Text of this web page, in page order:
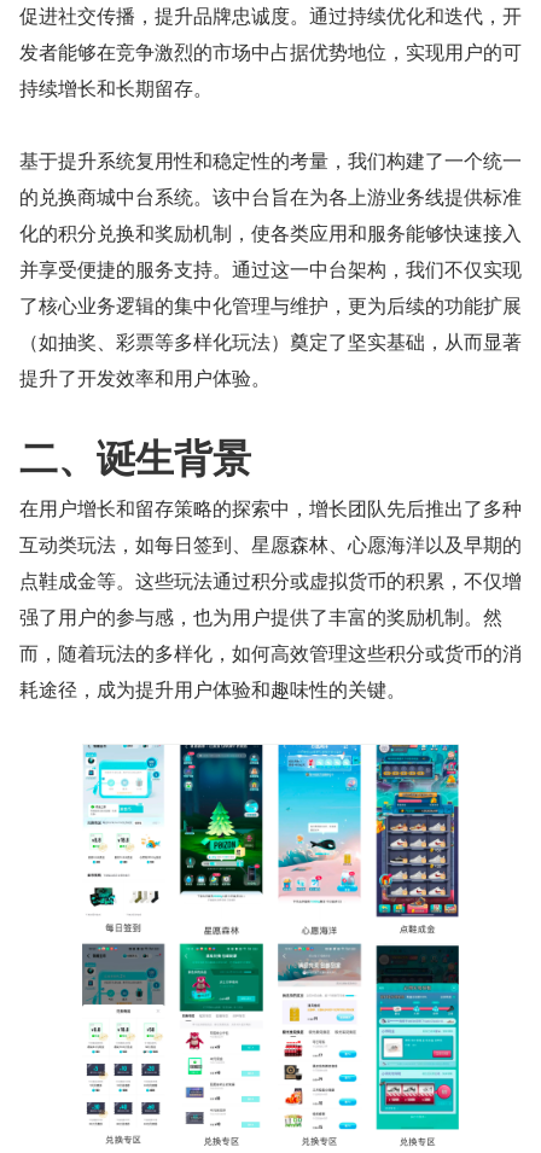
促进社交传播，提升品牌忠诚度。通过持续优化和迭代，开
发者能够在竞争激烈的市场中占据优势地位，实现用户的可
持续增长和长期留存。
基于提升系统复用性和稳定性的考量，我们构建了一个统一
的兑换商城中台系统。该中台旨在为各上游业务线提供标准
化的积分兑换和奖励机制，使各类应用和服务能够快速接入
并享受便捷的服务支持。通过这一中台架构，我们不仅实现
了核心业务逻辑的集中化管理与维护，更为后续的功能扩展
（如抽奖、彩票等多样化玩法）奠定了坚实基础，从而显著
提升了开发效率和用户体验。
二、诞生背景
在用户增长和留存策略的探索中，增长团队先后推出了多种
互动类玩法，如每日签到、星愿森林、心愿海洋以及早期的
点鞋成金等。这些玩法通过积分或虚拟货币的积累，不仅增
强了用户的参与感，也为用户提供了丰富的奖励机制。然
而，随着玩法的多样化，如何高效管理这些积分或货币的消
耗途径，成为提升用户体验和趣味性的关键。